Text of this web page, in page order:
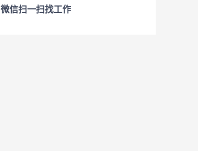
微信扫一扫找工作